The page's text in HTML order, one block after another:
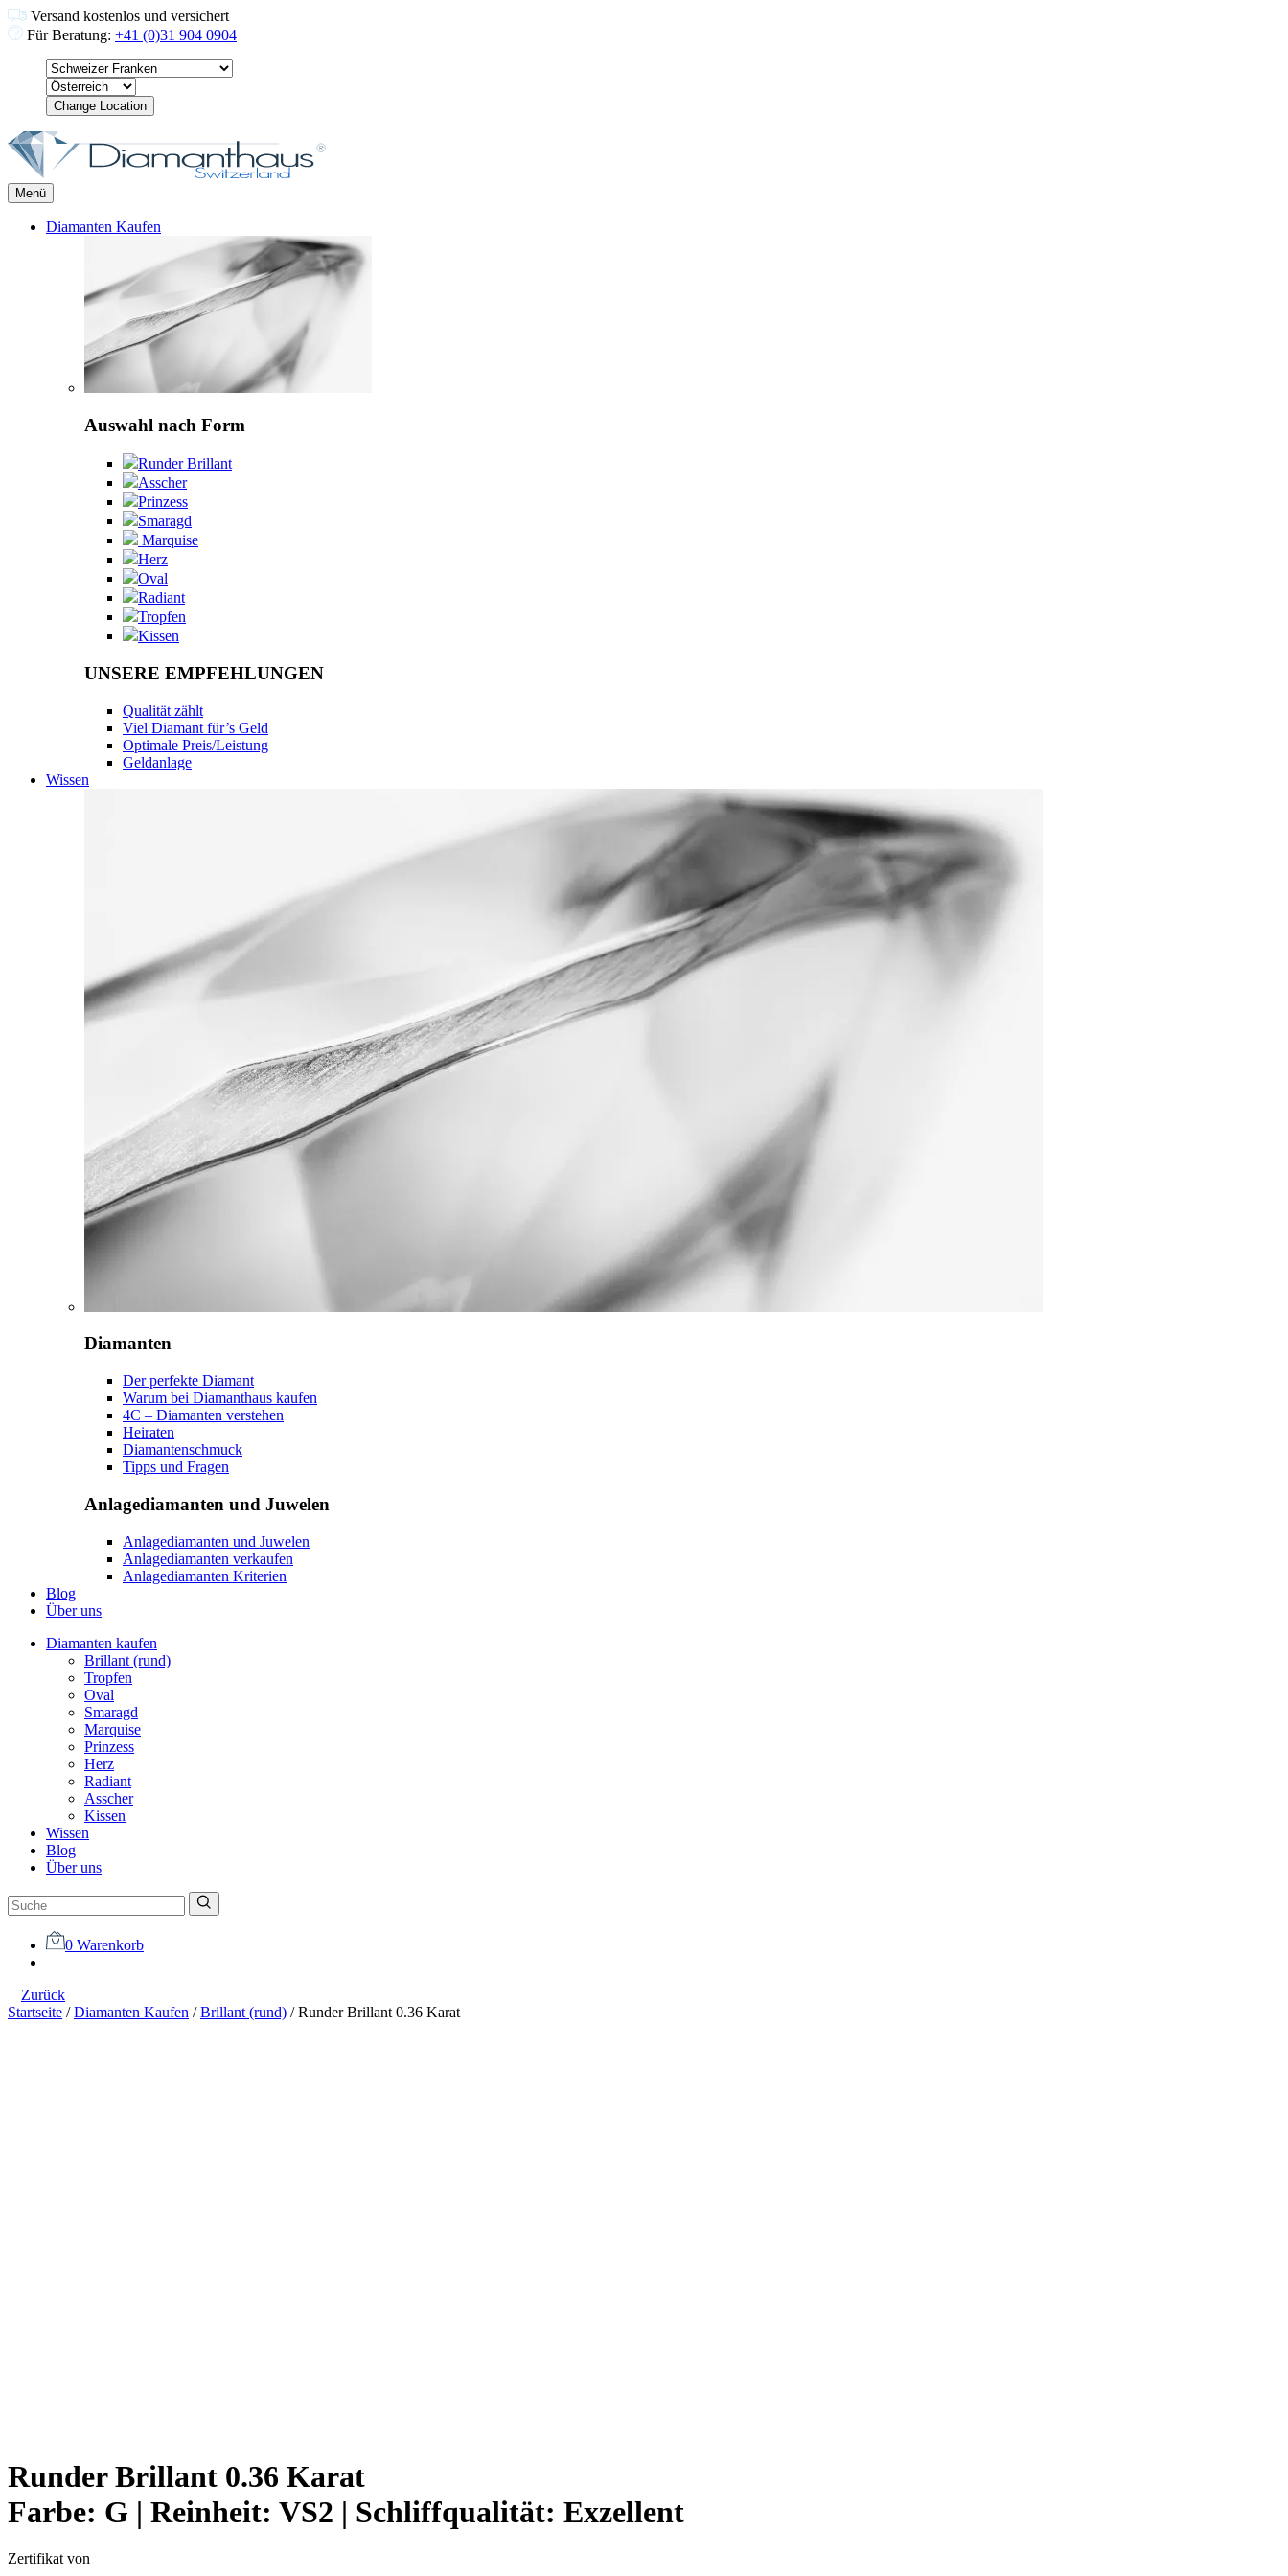
Versand kostenlos und versichert
Für Beratung: +41 (0)31 904 0904
Change Location
Menü
Diamanten Kaufen
Auswahl nach Form
Runder Brillant
Asscher
Prinzess
Smaragd
Marquise
Herz
Oval
Radiant
Tropfen
Kissen
UNSERE EMPFEHLUNGEN
Qualität zählt
Viel Diamant für’s Geld
Optimale Preis/Leistung
Geldanlage
Wissen
Diamanten
Der perfekte Diamant
Warum bei Diamanthaus kaufen
4C – Diamanten verstehen
Heiraten
Diamantenschmuck
Tipps und Fragen
Anlagediamanten und Juwelen
Anlagediamanten und Juwelen
Anlagediamanten verkaufen
Anlagediamanten Kriterien
Blog
Über uns
Diamanten kaufen
Brillant (rund)
Tropfen
Oval
Smaragd
Marquise
Prinzess
Herz
Radiant
Asscher
Kissen
Wissen
Blog
Über uns
0 Warenkorb
Zurück
Startseite /Diamanten Kaufen /Brillant (rund) /Runder Brillant 0.36 Karat
Runder Brillant 0.36 Karat
Farbe: G | Reinheit: VS2 | Schliffqualität: Exzellent
Zertifikat von